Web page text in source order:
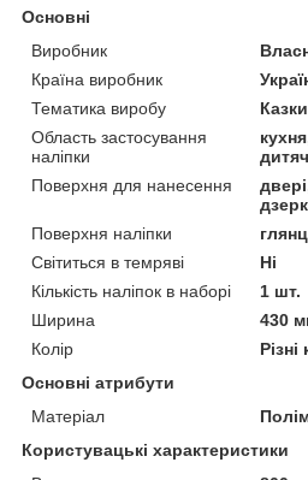
Основні
Виробник
Країна виробник
Тематика виробу
Область застосування
наліпки
Поверхня для нанесення
Поверхня наліпки
Світиться в темряві
Ні
Кількість наліпок в наборі
1 шт.
Ширина
430
Колір
Основні атрибути
Матеріал
Користувацькi характеристики